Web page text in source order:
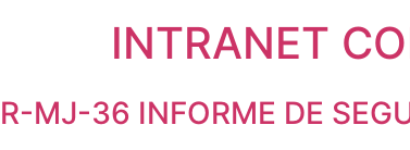
INTRANET
R-MJ-36 INFORME DE